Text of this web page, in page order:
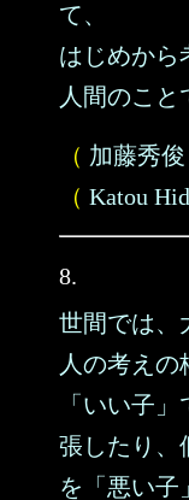
て、
はじめから
人間のこと
（ 加藤秀俊
（ Katou
8.
世間では、
人の考え
「いい子
張したり、
を「悪い子